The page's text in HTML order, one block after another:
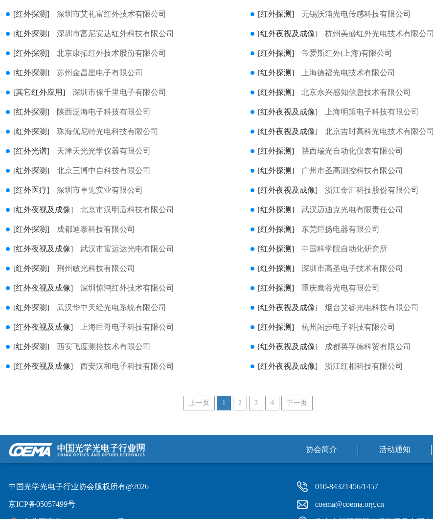
[红外探测] 深圳市艾礼富红外技术有限公司 [红外探测] 无锡沃浦光电传感科技有限公司
[红外探测] 深圳市富尼安达红外科技有限公司 [红外夜视及成像] 杭州美盛红外光电技术有限公司
[红外探测] 北京康拓红外技术股份有限公司 [红外探测] 帝爱斯红外(上海)有限公司
[红外探测] 苏州金昌星电子有限公司 [红外探测] 上海德福光电技术有限公司
[其它红外应用] 深圳市保千里电子有限公司 [红外探测] 北京永兴感知信息技术有限公司
[红外探测] 陕西泛海电子科技有限公司 [红外夜视及成像] 上海明策电子科技有限公司
[红外探测] 珠海优尼特光电科技有限公司 [红外夜视及成像] 北京吉时高科光电技术有限公司
[红外光谱] 天津天光光学仪器有限公司 [红外探测] 陕西瑞光自动化仪表有限公司
[红外探测] 北京三博中自科技有限公司 [红外探测] 广州市圣高测控科技有限公司
[红外医疗] 深圳市卓先实业有限公司 [红外夜视及成像] 浙江金汇科技股份有限公司
[红外夜视及成像] 北京市汉明盾科技有限公司 [红外探测] 武汉迈迪克光电有限责任公司
[红外探测] 成都迪泰科技有限公司 [红外探测] 东莞巨扬电器有限公司
[红外夜视及成像] 武汉市富运达光电有限公司 [红外探测] 中国科学院自动化研究所
[红外探测] 荆州敏光科技有限公司 [红外探测] 深圳市高圣电子技术有限公司
[红外夜视及成像] 深圳惊鸿红外技术有限公司 [红外探测] 重庆鹰谷光电有限公司
[红外探测] 武汉华中天经光电系统有限公司 [红外夜视及成像] 烟台艾睿光电科技有限公司
[红外夜视及成像] 上海巨哥电子科技有限公司 [红外探测] 杭州闲步电子科技有限公司
[红外探测] 西安飞度测控技术有限公司 [红外夜视及成像] 成都英孚德科贸有限公司
[红外夜视及成像] 西安汉和电子科技有限公司 [红外夜视及成像] 浙江红相科技有限公司
上一页 1 2 3 4 下一页
协会简介 活动通知
中国光学光电子行业协会版权所有@2026
京ICP备05057499号
010-84321456/1457
coema@coema.org.cn